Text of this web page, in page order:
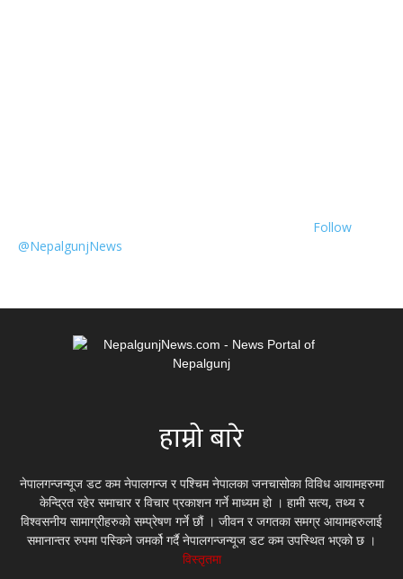
Follow
@NepalgunjNews
हाम्रो बारे
नेपालगन्जन्यूज डट कम नेपालगन्ज र पश्चिम नेपालका जनचासोका विविध आयामहरुमा
केन्द्रित रहेर समाचार र विचार प्रकाशन गर्ने माध्यम हो । हामी सत्य, तथ्य र
विश्वसनीय सामाग्रीहरुको सम्प्रेषण गर्ने छौं । जीवन र जगतका समग्र आयामहरुलाई
समानान्तर रुपमा पस्किने जमर्को गर्दै नेपालगन्जन्यूज डट कम उपस्थित भएको छ ।
विस्तृतमा